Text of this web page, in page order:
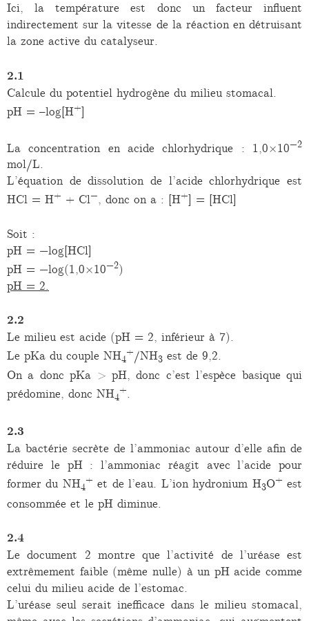
Ici, la température est donc un facteur influent
indirectement sur la vitesse de la réaction en détruisant
la zone active du catalyseur.
2.1
Calcule du potentiel hydrogène du milieu stomacal.
pH = –log[H+]
La concentration en acide chlorhydrique : 1,0×10−2
mol/L.
L’équation de dissolution de l’acide chlorhydrique est
HCl = H+ + Cl−, donc on a : [H+] = [HCl]
Soit :
pH = −log[HCl]
pH = −log(1,0×10−2)
pH = 2.
2.2
Le milieu est acide (pH = 2, inférieur à 7).
Le pKa du couple NH4
+/NH3 est de 9,2.
On a donc pKa > pH, donc c’est l’espèce basique qui
prédomine, donc NH4
+.
2.3
La bactérie secrète de l’ammoniac autour d’elle afin de
réduire le pH : l’ammoniac réagit avec l’acide pour
former du NH4
+ et de l’eau. L’ion hydronium H3O+ est
consommée et le pH diminue.
2.4
Le document 2 montre que l’activité de l’uréase est
extrêmement faible (même nulle) à un pH acide comme
celui du milieu acide de l’estomac.
L’uréase seul serait inefficace dans le milieu stomacal,